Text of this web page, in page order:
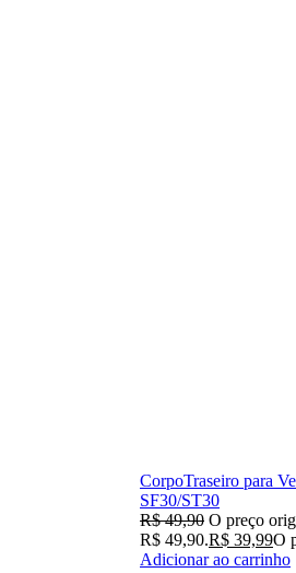
CorpoTraseiro para
SF30/ST30
R$49,90 O preço
R$ 49,90.R$ 39,99O
Adicionar ao carrinho